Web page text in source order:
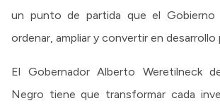
un punto de partida que el Gobierno
ordenar, ampliar y convertir en desarrollo
El Gobernador Alberto Weretilneck
Negro tiene que transformar cada